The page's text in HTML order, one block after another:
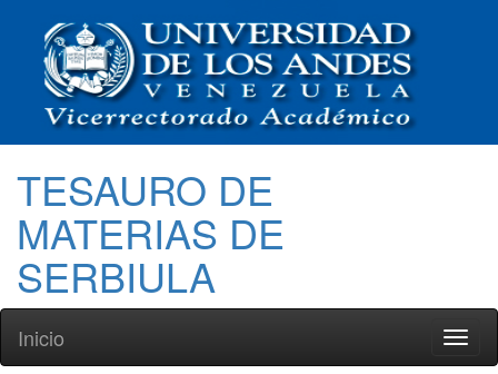
TESAURO DE
MATERIAS DE
SERBIULA
Inicio